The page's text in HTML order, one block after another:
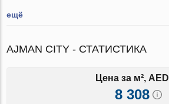
ещё
AJMAN CITY - СТАТИСТИКА
Цена за м², AED
8 308